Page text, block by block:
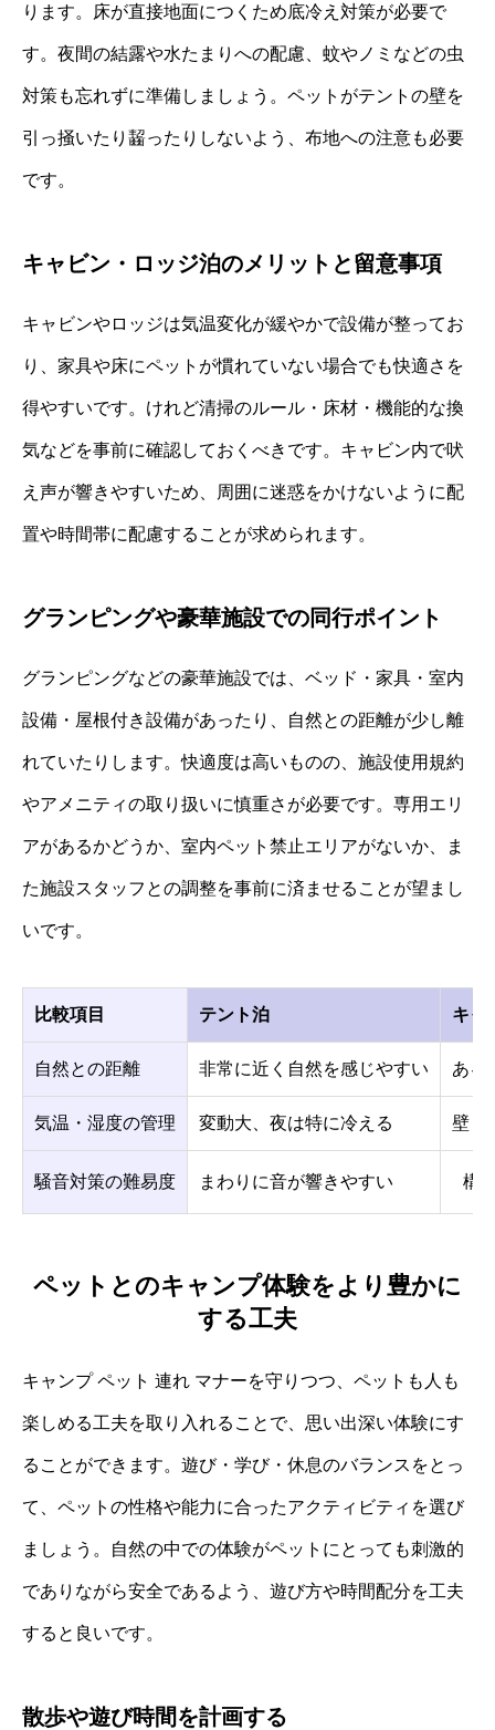
ります。床が直接地面につくため底冷え対策が必要で
す。夜間の結露や水たまりへの配慮、蚊やノミなどの虫
対策も忘れずに準備しましょう。ペットがテントの壁を
引っ掻いたり齧ったりしないよう、布地への注意も必要
です。
キャビン・ロッジ泊のメリットと留意事項
キャビンやロッジは気温変化が緩やかで設備が整ってお
り、家具や床にペットが慣れていない場合でも快適さを
得やすいです。けれど清掃のルール・床材・機能的な換
気などを事前に確認しておくべきです。キャビン内で吠
え声が響きやすいため、周囲に迷惑をかけないように配
置や時間帯に配慮することが求められます。
グランピングや豪華施設での同行ポイント
グランピングなどの豪華施設では、ベッド・家具・室内
設備・屋根付き設備があったり、自然との距離が少し離
れていたりします。快適度は高いものの、施設使用規約
やアメニティの取り扱いに慎重さが必要です。専用エリ
アがあるかどうか、室内ペット禁止エリアがないか、ま
た施設スタッフとの調整を事前に済ませることが望まし
いです。
比較項目 テント泊 キャ
自然との距離 非常に近く自然を感じやすい ある
気温・湿度の管理 変動大、夜は特に冷える 壁・
騒音対策の難易度 まわりに音が響きやすい 構
ペットとのキャンプ体験をより豊かに
する工夫
キャンプ ペット 連れ マナーを守りつつ、ペットも人も
楽しめる工夫を取り入れることで、思い出深い体験にす
ることができます。遊び・学び・休息のバランスをとっ
て、ペットの性格や能力に合ったアクティビティを選び
ましょう。自然の中での体験がペットにとっても刺激的
でありながら安全であるよう、遊び方や時間配分を工夫
すると良いです。
散歩や遊び時間を計画する